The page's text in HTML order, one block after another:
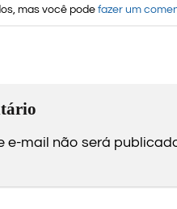
mas você pode fazer um
e-mail não será